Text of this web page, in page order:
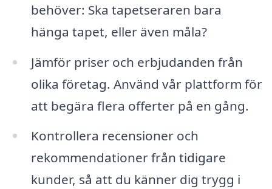
behöver: Ska tapetseraren bara
hänga tapet, eller även måla?
Jämför priser och erbjudanden från
olika företag. Använd vår plattform för
att begära flera offerter på en gång.
Kontrollera recensioner och
rekommendationer från tidigare
kunder, så att du känner dig trygg i